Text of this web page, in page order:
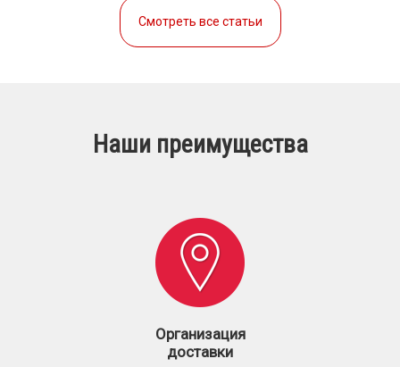
Смотреть все статьи
Наши преимущества
Организация
доставки